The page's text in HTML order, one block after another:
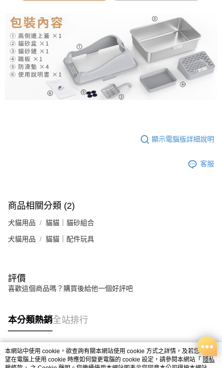
顯示電腦版詳細說明
客服
商品相關分類 (2)
犬貓用品 貓貓｜貓砂組合
犬貓用品 貓貓｜配件玩具
評價
喜歡這個商品嗎？購買後給他一個好評吧
本分類熱銷全站排行
熱門標籤
本網站中使用 cookie，欲查詢有關本網站使用 cookie 方式之詳情，及若您不希
望在電腦上使用 cookie 時應如何變更電腦的 cookie 設定，請參閱本網站「 隱私